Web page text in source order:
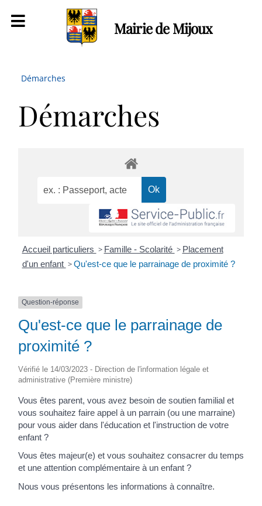
Mairie de Mijoux
Démarches
Démarches
Accueil particuliers > Famille - Scolarité > Placement
d'un enfant > Qu'est-ce que le parrainage de proximité ?
Question-réponse
Qu'est-ce que le parrainage de
proximité ?
Vérifié le 14/03/2023 - Direction de l'information légale et
administrative (Première ministre)
Vous êtes parent, vous avez besoin de soutien familial et
vous souhaitez faire appel à un parrain (ou une marraine)
pour vous aider dans l'éducation et l'instruction de votre
enfant ?
Vous êtes majeur(e) et vous souhaitez consacrer du temps
et une attention complémentaire à un enfant ?
Nous vous présentons les informations à connaître.